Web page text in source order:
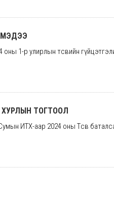
МЭДЭЭ
1-р улирлын төсвийн
ХУРЛЫН ТОГТООЛ
ИТХ-аар 2024 оны Төсөв